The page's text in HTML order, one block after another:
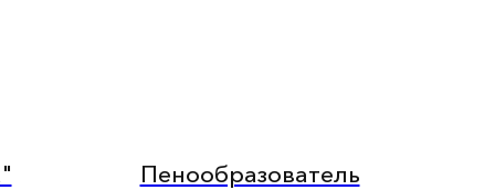
Пенообразователь